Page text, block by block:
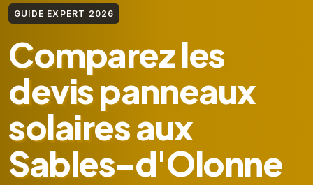
GUIDE EXPERT 2026
Comparez les
devis panneaux
solaires aux
Sables-d'Olonne